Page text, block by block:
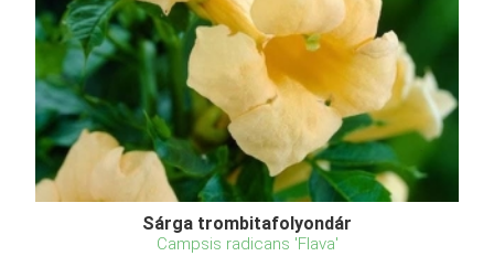
Sárga trombitafolyondár
Campsis radicans 'Flava'